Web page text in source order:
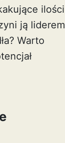
ilości
ją liderem
Warto